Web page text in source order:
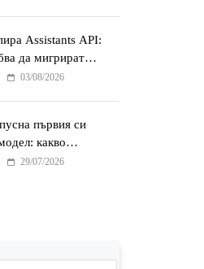
Assistants API:
да мигрират
до 26 август
03/08/2026
първия си
какво
Cyber-1-Flash и
29/07/2026